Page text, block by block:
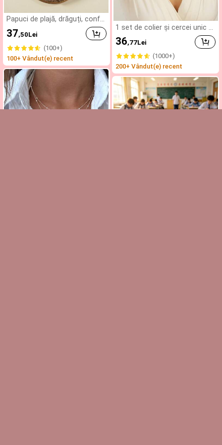
Papuci de plajă, drăguți, confo
rtabili, la modă, pentru fete mi
ci, cu decor strălucitor și cata
ramă, model lucrat manual, cu
vârf rotund
37,50Lei
(100+)
100+ Vândut(e) recent
1 set de colier și cercei unic c
u bile de mărgele aurii pentru f
emei
36,77Lei
(1000+)
200+ Vândut(e) recent